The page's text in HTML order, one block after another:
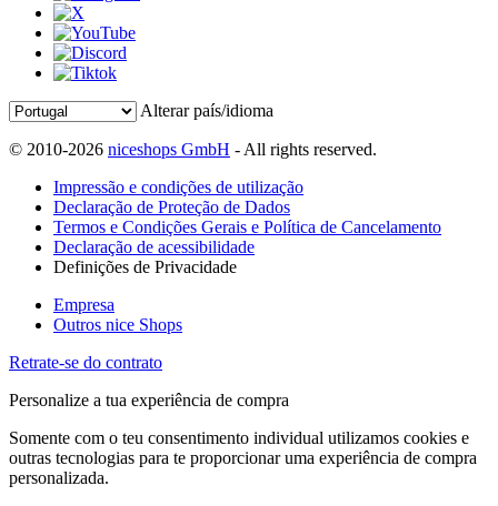
Alterar país/idioma
© 2010-2026 niceshops GmbH - All rights reserved.
Impressão e condições de utilização
Declaração de Proteção de Dados
Termos e Condições Gerais e Política de Cancelamento
Declaração de acessibilidade
Definições de Privacidade
Empresa
Outros nice Shops
Retrate-se do contrato
Personalize a tua experiência de compra
Somente com o teu consentimento individual utilizamos cookies e
outras tecnologias para te proporcionar uma experiência de compra
personalizada.